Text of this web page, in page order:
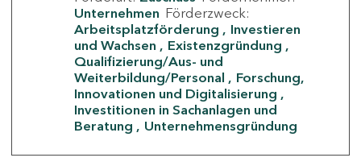
Unternehmen Förderzweck:
Arbeitsplatzförderung
Investieren
und Wachsen
Existenzgründung
Qualifizierung/Aus- und
Weiterbildung/Personal
Forschung,
Innovationen und Digitalisierung
Investitionen in Sachanlagen und
Beratung
Unternehmensgründung